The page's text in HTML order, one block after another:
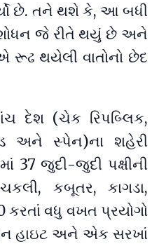
છે. તને થશે કે, આ બધી
જે રીતે થયું છે અને
રૂઢ થયેલી વાતોનો છેદ
દેશ (ચેક રિપબ્લિક,
અને સ્પેન)ના શહેરી
37 જુદી-જુદી પક્ષીની
કબૂતર, કાગડા,
કરતાં વધુ વખત પ્રયોગો
હાઇટ અને એક સરખાં